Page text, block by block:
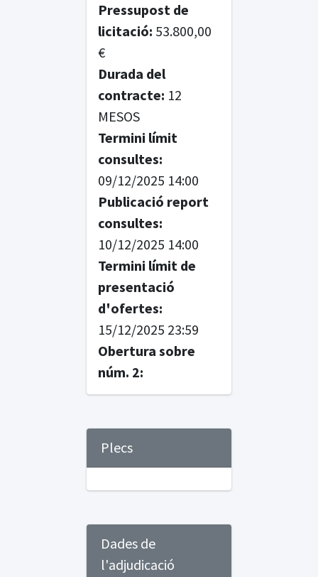
Pressupost de
licitació: 53.800,00
€
Durada del
contracte: 12
MESOS
Termini límit
consultes:
09/12/2025 14:00
Publicació report
consultes:
10/12/2025 14:00
Termini límit de
presentació
d'ofertes:
15/12/2025 23:59
Obertura sobre
núm. 2:
Plecs
Dades de
l'adjudicació